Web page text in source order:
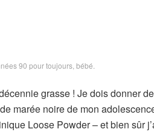
90 pour toujours, bébé.
grasse ! Je dois donner
marée noire de mon
Loose Powder – et bien sûr